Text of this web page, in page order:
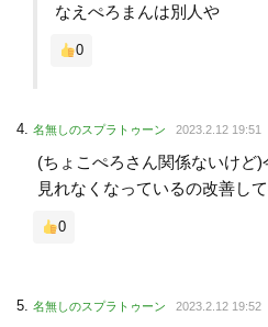
なえぺろまんは別人や
0
名無しのスプラトゥーン 2023.2.12 19:51
(ちょこぺろさん関係ないけど
見れなくなっているの改善し
0
名無しのスプラトゥーン 2023.2.12 19:52